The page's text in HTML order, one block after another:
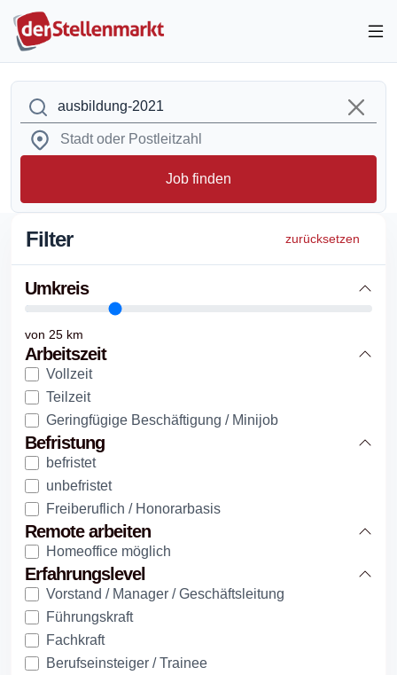
Job finden
Filter zurücksetzen
Umkreis
von 25 km
Arbeitszeit
Vollzeit
Teilzeit
Geringfügige Beschäftigung / Minijob
Befristung
befristet
unbefristet
Freiberuflich / Honorarbasis
Remote arbeiten
Homeoffice möglich
Erfahrungslevel
Vorstand / Manager / Geschäftsleitung
Führungskraft
Fachkraft
Berufseinsteiger / Trainee